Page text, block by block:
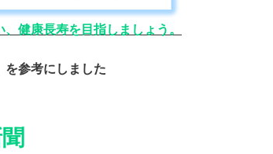
健康長寿を目指しましょう。
を参考にしました